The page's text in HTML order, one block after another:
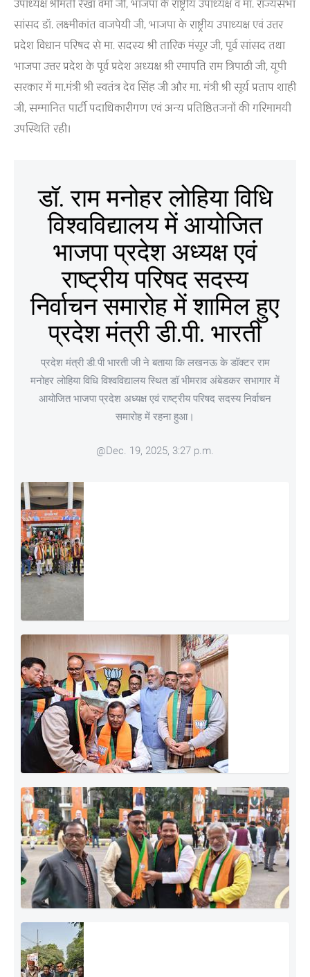
उपाध्यक्ष श्रीमती रेखा वर्मा जी, भाजपा के राष्ट्रीय उपाध्यक्ष व मा. राज्‍यसभा
सांसद डॉ. लक्ष्मीकांत वाजपेयी जी, भाजपा के राष्ट्रीय उपाध्यक्ष एवं उत्तर
प्रदेश विधान परिषद से मा. सदस्य श्री तारिक मंसूर जी, पूर्व सांसद तथा
भाजपा उत्तर प्रदेश के पूर्व प्रदेश अध्यक्ष श्री रमापति राम त्रिपाठी जी, यूपी
सरकार में मा.मंत्री श्री स्वतंत्र देव सिंह जी और मा. मंत्री श्री सूर्य प्रताप शाही
जी, सम्मानित पार्टी पदाधिकारीगण एवं अन्य प्रतिष्ठितजनों की गरिमामयी
उपस्थिति रही।